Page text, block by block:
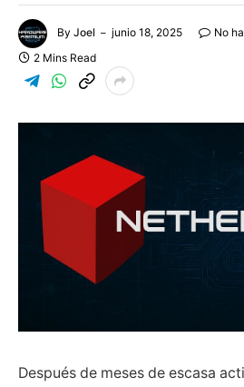
By Joel junio 18, 2025
No
2 Mins Read
Después de meses de escasa